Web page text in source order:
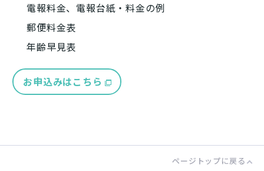
電報料金、電報台紙・料金の例
郵便料金表
年齢早見表
お申込みはこちら
ページトップに戻る